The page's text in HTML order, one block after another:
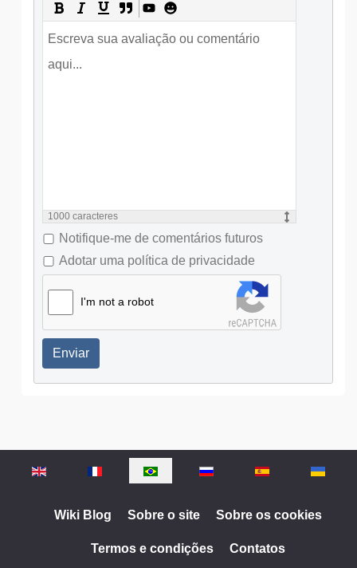
1000 caracteres
Notifique-me de comentários futuros
Adotar uma política de privacidade
I'm not a robot
Enviar
Selecione o seu idioma
Wiki Blog Sobre o site Sobre os cookies
Termos e condições Contatos